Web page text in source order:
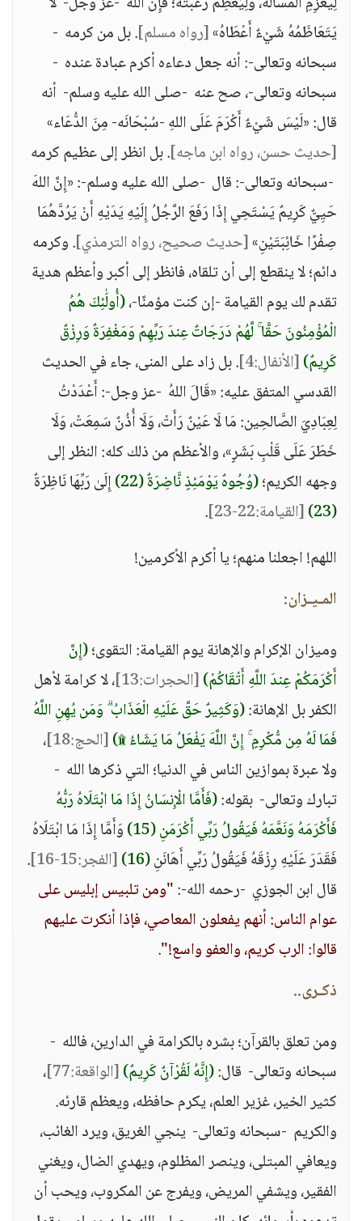
يَتَعَاظَمُهُ شَيْءٌ أَعْطَاهُ»[رواه مسلم]. بل من كرمه -
سبحانه وتعالى-: أنه جعل دعاءه أكرم عبادة عنده -
سبحانه وتعالى-، صح عنه -صلى الله عليه وسلم- أنه
قال: «لَيْسَ شَيْءٌ أَكْرَمَ عَلَى اللهِ -سُبْحَانَه- مِنَ الدُّعَاء»
[حديث حسن، رواه ابن ماجه]. بل انظر إلى عظيم كرمه
-سبحانه وتعالى-: قال -صلى الله عليه وسلم-: «إِنَّ اللهَ
حَيِيٌّ كَرِيمٌ يَسْتَحِي إِذَا رَفَعَ الرَّجُلُ إِلَيْهِ يَدَيْهِ أَنْ يَرُدَّهُمَا
صِفْرًا خَائِبَتَيْنِ»[حديث صحيح، رواه الترمذي]. وكرمه
دائم؛ لا ينقطع إلى أن تلقاه، فانظر إلى أكبر وأعظم هدية
تقدم لك يوم القيامة -إن كنت مؤمنًا-،(أُولَٰئِكَ هُمُ
الْمُؤْمِنُونَ حَقًّا ۚ لَّهُمْ دَرَجَاتٌ عِندَ رَبِّهِمْ وَمَغْفِرَةٌ وَرِزْقٌ
كَرِيمٌ)[الأنفال:4] . بل زاد على المنى، جاء في الحديث
القدسي المتفق عليه: «قَالَ اللهُ -عز وجل-: أَعْدَدْتُ
لِعِبَادِيَ الصَّالحِين: مَا لَا عَيْنٌ رَأَتْ، وَلَا أُذُنٌ سَمِعَتْ، وَلَا
خَطَرَ عَلَى قَلْبِ بَشَرٍ»، والأعظم من ذلك كله: النظر إلى
وجهه الكريم؛(وُجُوهٌ يَوْمَئِذٍ نَّاضِرَةٌ (22)
إِلَىٰ رَبِّهَا نَاظِرَةٌ
(23)
[القيامة:22-23]
.
اللهم! اجعلنا منهم؛ يا أكرم الأكرمين!
المـيـزان:
وميزان الإكرام والإهانة يوم القيامة: التقوى؛(إِنَّ
أَكْرَمَكُمْ عِندَ اللَّهِ أَتْقَاكُمْ)[الحجرات:13]
، لا كرامة لأهل
الكفر بل الإهانة:(وَكَثِيرٌ حَقَّ عَلَيْهِ الْعَذَابُ ۗ وَمَن يُهِنِ اللَّهُ
فَمَا لَهُ مِن مُّكْرِمٍ ۚ إِنَّ اللَّهَ يَفْعَلُ مَا يَشَاءُ ۩)[الحج:18]
،
ولا عبرة بموازين الناس في الدنيا؛ التي ذكرها الله -
تبارك وتعالى- بقوله:(فَأَمَّا الْإِنسَانُ إِذَا مَا ابْتَلَاهُ رَبُّهُ
فَأَكْرَمَهُ وَنَعَّمَهُ فَيَقُولُ رَبِّي أَكْرَمَنِ (15)
وَأَمَّا إِذَا مَا ابْتَلَاهُ
فَقَدَرَ عَلَيْهِ رِزْقَهُ فَيَقُولُ رَبِّي أَهَانَنِ(16) [الفجر:15-16]
.
قال ابن الجوزي -رحمه الله-:"ومن تلبيس إبليس على
عوام الناس: أنهم يفعلون المعاصي، فإذا أنكرت عليهم
قالوا: الرب كريم، والعفو واسع!".
ذكـرى..
ومن تعلق بالقرآن؛ بشره بالكرامة في الدارين، فالله -
سبحانه وتعالى- قال:(إِنَّهُ لَقُرْآنٌ كَرِيمٌ)[الواقعة:77]
،
كثير الخير، غزير العلم، يكرم حافظه، ويعظم قارئه.
والكريم -سبحانه وتعالى- ينجي الغريق، ويرد الغائب،
ويعافي المبتلى، وينصر المظلوم، ويهدي الضال، ويغني
الفقير، ويشفي المريض، ويفرج عن المكروب، ويحب أن